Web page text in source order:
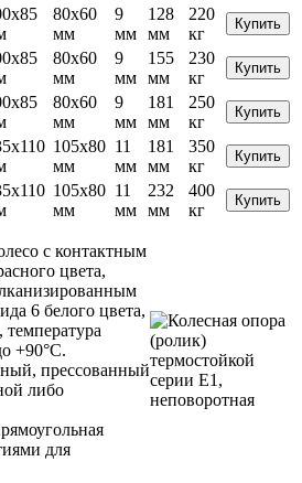
80x60
мм
9
мм
128
мм
220
кг
Купить
80x60
мм
9
мм
155
мм
230
кг
Купить
80x60
мм
9
мм
181
мм
250
кг
Купить
105x80
мм
11
мм
181
мм
350
кг
Купить
105x80
мм
11
мм
232
мм
400
кг
Купить
с контактным
цвета,
6 белого цвета,
+90°С.
прессованный
либо
для